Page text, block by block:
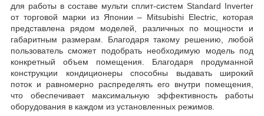
для работы в составе мульти сплит-систем Standard Inverter
от торговой марки из Японии – Mitsubishi Electric, которая
представлена рядом моделей, различных по мощности и
габаритным размерам. Благодаря такому решению, любой
пользователь сможет подобрать необходимую модель под
конкретный объем помещения. Благодаря продуманной
конструкции кондиционеры способны выдавать широкий
поток и равномерно распределять его внутри помещения,
что обеспечивает максимальную эффективность работы
оборудования в каждом из установленных режимов.